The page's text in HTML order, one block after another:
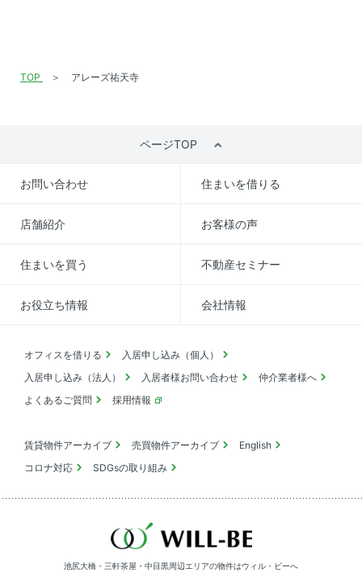
TOP アレーズ祐天寺
ページTOP
お問い合わせ 住まいを借りる
店舗紹介 お客様の声
住まいを買う 不動産セミナー
お役立ち情報 会社情報
オフィスを借りる
入居申し込み（個人）
入居申し込み（法人）
入居者様お問い合わせ
仲介業者様へ
よくあるご質問
採用情報
賃貸物件アーカイブ 売買物件アーカイブ
English
コロナ対応
SDGsの取り組み
池尻大橋・三軒茶屋・中目黒周辺エリアの物件はウィル・ビーへ